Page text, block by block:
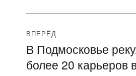
ВПЕРЁД
Следующая
запись:
В Подмосковье
более 20 карьеров